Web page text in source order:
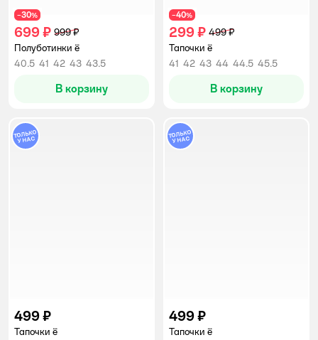
−30%
699 ₽ 999 ₽
Полуботинки ё
40.5 41 42 43 43.5
В корзину
−40%
299 ₽ 499 ₽
Тапочки ё
41 42 43 44 44.5 45.5
В корзину
499 ₽
Тапочки ё
499 ₽
Тапочки ё